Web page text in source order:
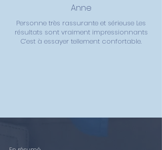
Anne
Personne très rassurante et sérieuse Les
résultats sont vraiment impressionnants
C’est à essayer tellement confortable.